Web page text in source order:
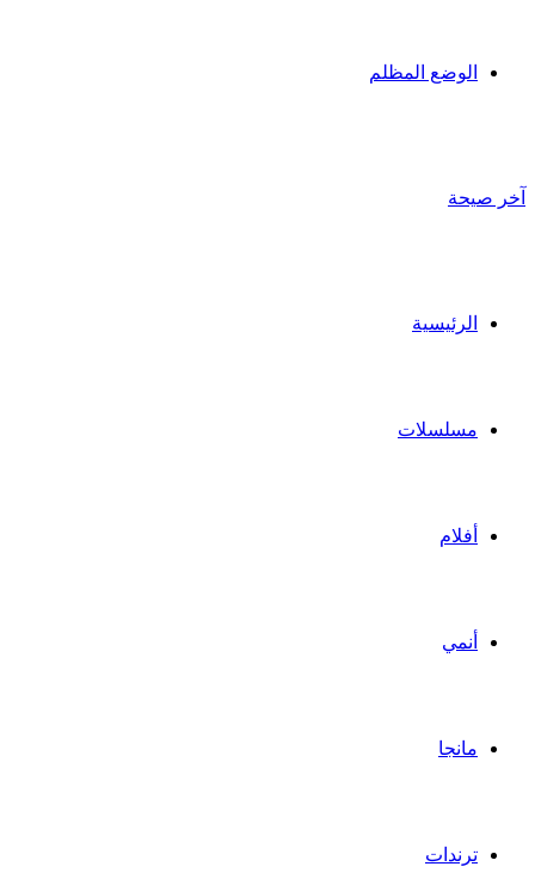
الوضع المظلم
آخر صيحة
الرئيسية
مسلسلات
أفلام
أنمي
مانجا
ترندات